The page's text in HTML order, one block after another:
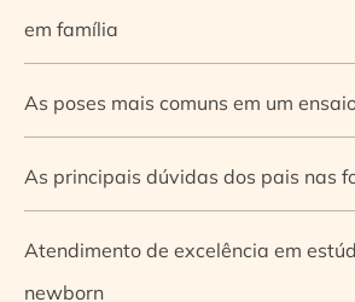
em família
As poses mais comuns em um
As principais dúvidas dos pais nas
Atendimento de excelência em
newborn